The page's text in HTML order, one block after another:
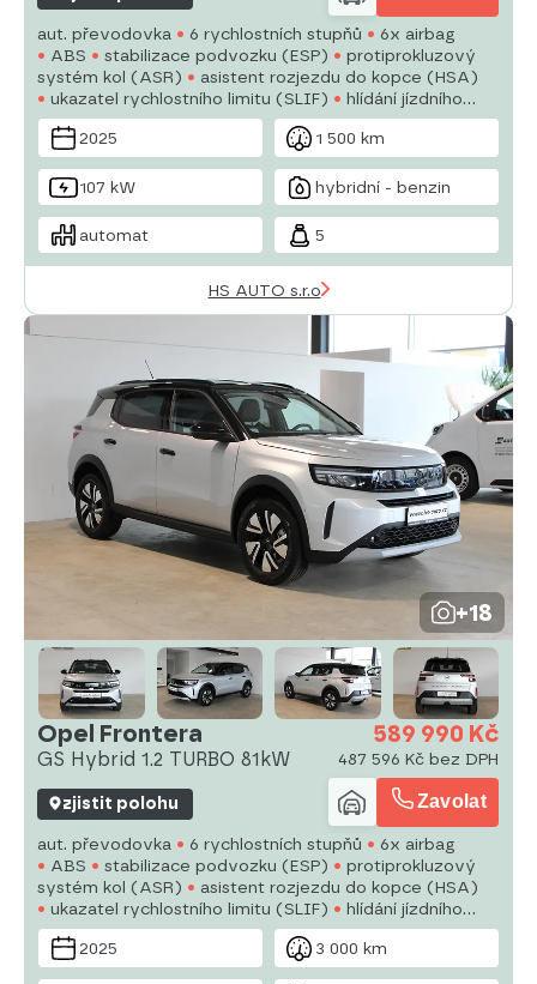
aut. převodovka 6 rychlostních stupňů
6x airbag
ABS
stabilizace podvozku (ESP)
protiprokluzový
systém kol (ASR)
asistent rozjezdu do kopce (HSA)
ukazatel rychlostního limitu (SLIF)
hlídání jízdního
pruhu
sledování únavy řidiče tempomat
LED denní
svícení
automatické přepínání dálkových světel
'EURO VI'
palubní počítač
2025 1 500 km
107 kW hybridní - benzin
automat 5
HS AUTO s.r.o
+18
Opel Frontera
GS Hybrid 1.2 TURBO 81kW
589 990 Kč
487 596 Kč bez DPH
zjistit polohu Zavolat
aut. převodovka 6 rychlostních stupňů
6x airbag
ABS
stabilizace podvozku (ESP)
protiprokluzový
systém kol (ASR)
asistent rozjezdu do kopce (HSA)
ukazatel rychlostního limitu (SLIF)
hlídání jízdního
pruhu
hlídání mrtvého úhlu
sledování únavy řidiče
aut. klimatizace
LED denní svícení
automatické přepínání dálkových světel
2025 3 000 km